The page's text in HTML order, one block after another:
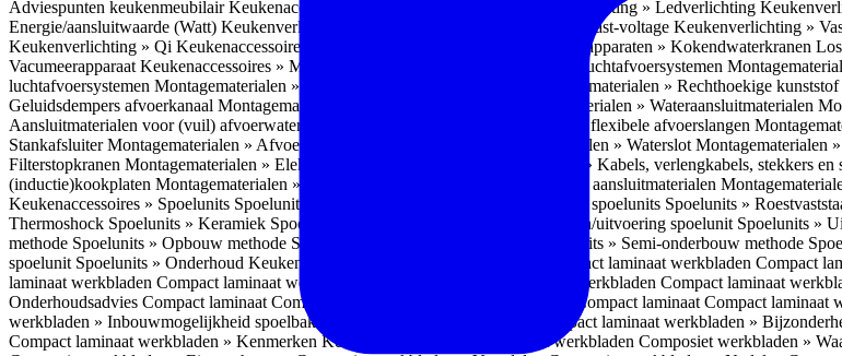
Adviespunten keukenmeubilairKeukenaccessoires » Keukenverlichting Keukenverlichting » Ledverlichting
Energie/aansluitwaarde (Watt) Keukenverlichting » Leddriver Keukenverlichting » Vast-voltage Keukenverlichting »
Keukenverlichting » Qi Keukenaccessoires » Losse keukenapparaten Losse keukenapparaten » Kokendwaterkranen
Vacumeerapparaat Keukenaccessoires » Montagematerialen Montagematerialen » Luchtafvoersystemen
luchtafvoersystemen Montagematerialen » Flexibele (ronde) afvoerslangen Montagematerialen » Rechthoekige
Geluidsdempers afvoerkanaal Montagematerialen » Aansluitmaterialen Montagematerialen » Wateraansluitmaterialen
Aansluitmaterialen voor (vuil) afvoerwater sifons
Montagematerialen » 1.2.1 Ronde flexibele afvoerslangen
StankafsluiterMontagematerialen » Afvoerpluggen t.b.v. spoelunits Montagematerialen » Waterslot Montagematerialen
Filterstopkranen Montagematerialen » Elektra aansluitmateriaal Montagematerialen » Kabels, verlengkabels, stekkers en
(inductie)kookplaten Montagematerialen » Combiregelaar Montagematerialen » Gas aansluitmaterialen
Keukenaccessoires » Spoelunits Spoelunits » Types/soorten Spoelunits » Materialen spoelunits Spoelunits »
Thermoshock Spoelunits » Keramiek Spoelunits » Tegelbakken Spoelunits » Design/uitvoering spoelunit Spoelunits »
methode Spoelunits » Opbouw methode Spoelunits » Onderbouw methode Spoelunits » Semi-onderbouw methode
spoelunit Spoelunits » Onderhoud Keukenwerkbladen Keukenwerkbladen » Compact laminaat werkbladen Compact
laminaat werkbladen Compact laminaat werkbladen » Nadelen Compact laminaat werkbladen Compact laminaat
Onderhoudsadvies Compact laminaat Compact laminaat werkbladen » Uitstraling Compact laminaat Compact laminaat
werkbladen » Inbouwmogelijkheid spoelbak Compact laminaat werkbladen
Compact laminaat werkbladen »
Compact laminaat werkbladen » Kenmerken Keukenwerkbladen » Composiet werkbladen Composiet werkbladen »